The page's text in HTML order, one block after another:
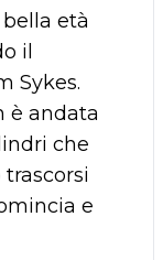
età
il
Sykes.
è andata
che
e